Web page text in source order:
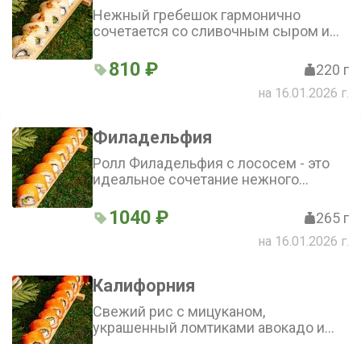
Нежный гребешок гармонично
сочетается со сливочным сыром и
мицуканом, придаёт роллу лёгкую
кислинку. Украшает блюдо
аппетитный лук фри и нотки цитруса
810 ₽ 220 г
на 16.01.2026 г.
Филадельфия
Ролл Филадельфия с лососем - это
идеальное сочетание нежного
авокадо, дополненное пикантной
заправкой и мицуканом. Хрустящие
нори и нотки красного апельсина
лайм добавляет свежести
1040 ₽ 265 г
на 16.01.2026 г.
Калифорния
Свежий рис с мицуканом,
украшенный ломтиками авокадо и